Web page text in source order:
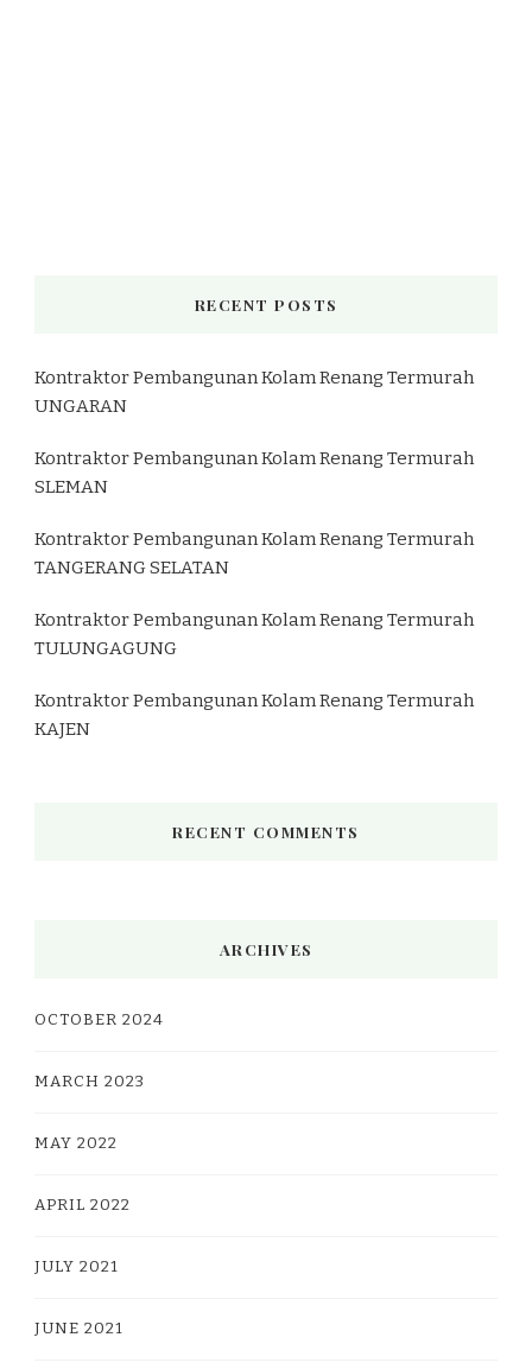
RECENT POSTS
Kontraktor Pembangunan Kolam Renang Termurah
UNGARAN
Kontraktor Pembangunan Kolam Renang Termurah
SLEMAN
Kontraktor Pembangunan Kolam Renang Termurah
TANGERANG SELATAN
Kontraktor Pembangunan Kolam Renang Termurah
TULUNGAGUNG
Kontraktor Pembangunan Kolam Renang Termurah
KAJEN
RECENT COMMENTS
ARCHIVES
OCTOBER 2024
MARCH 2023
MAY 2022
APRIL 2022
JULY 2021
JUNE 2021